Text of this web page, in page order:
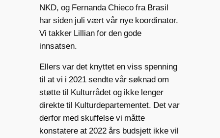
NKD, og Fernanda Chieco fra Brasil
har siden juli vært vår nye koordinator.
Vi takker Lillian for den gode
innsatsen.
Ellers var det knyttet en viss spenning
til at vi i 2021 sendte vår søknad om
støtte til Kulturrådet og ikke lenger
direkte til Kulturdepartementet. Det var
derfor med skuffelse vi måtte
konstatere at 2022 års budsjett ikke vil